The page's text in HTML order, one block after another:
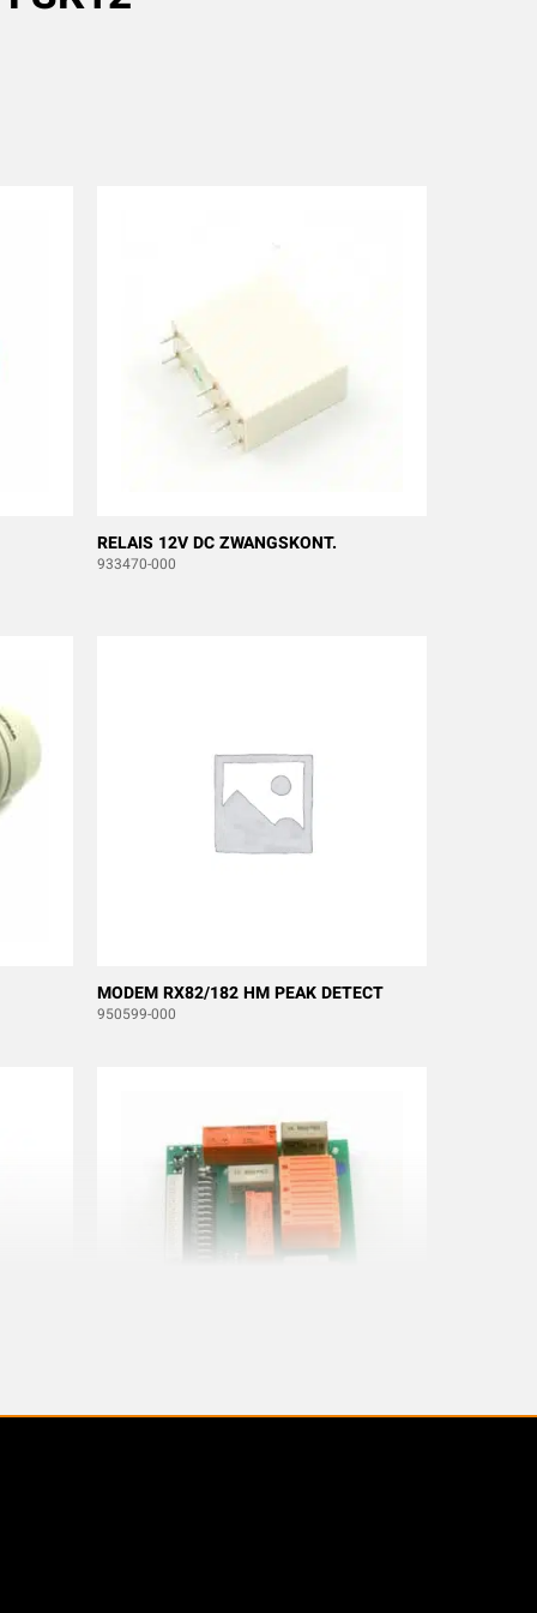
RELAIS 12V DC ZWANGSKONT.
933470-000
MODEM RX82/182 HM PEAK DETECT
950599-000
0-1,5A ERW.-PLATINE 3 RELAIS Rx82/182